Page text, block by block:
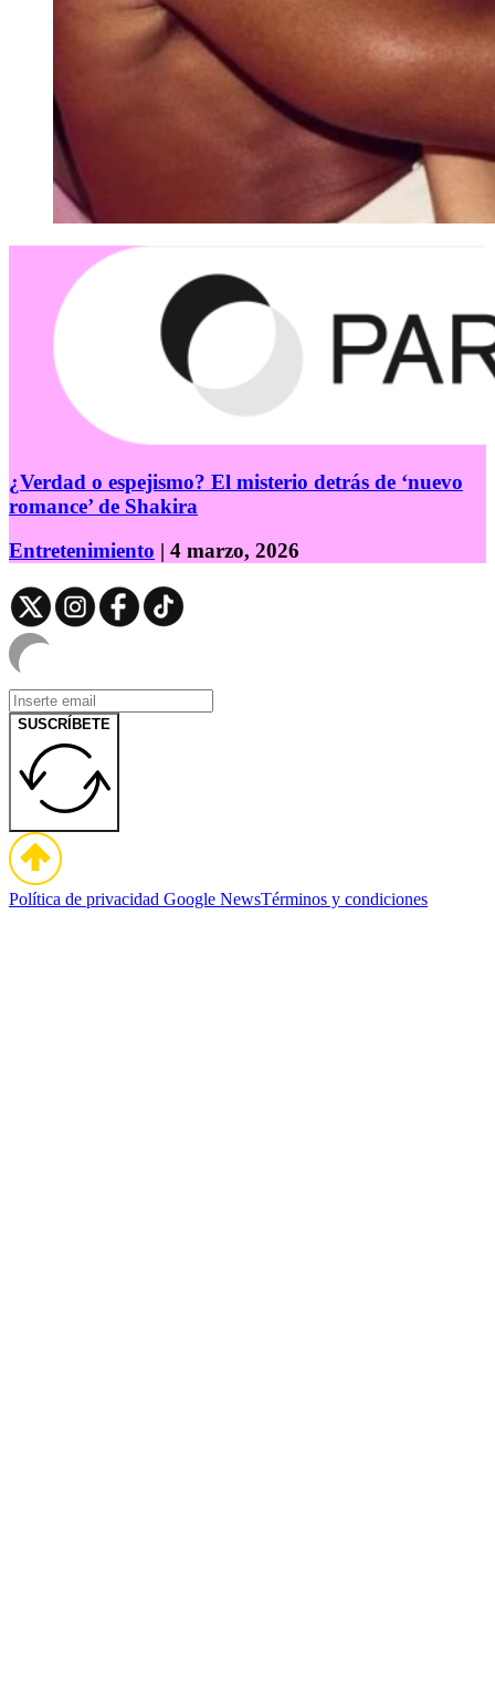
¿Verdad o espejismo? El misterio detrás de ‘nuevo
romance’ de Shakira
Entretenimiento | 4 marzo, 2026
SUSCRÍBETE
Política de privacidad Google NewsTérminos y condiciones